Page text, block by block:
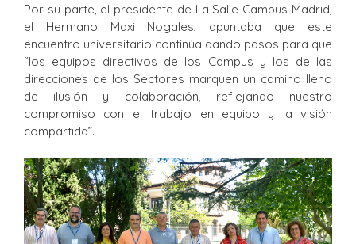
Por su parte, el presidente de La Salle Campus Madrid,
el Hermano Maxi Nogales, apuntaba que este
encuentro universitario continúa dando pasos para que
“los equipos directivos de los Campus y los de las
direcciones de los Sectores marquen un camino lleno
de ilusión y colaboración, reflejando nuestro
compromiso con el trabajo en equipo y la visión
compartida”.